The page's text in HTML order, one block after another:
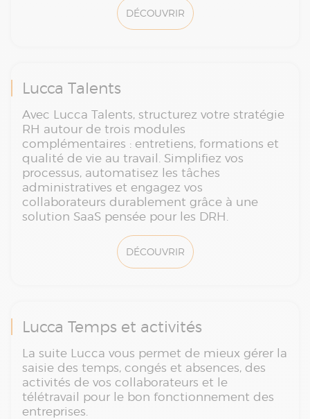
DÉCOUVRIR
Lucca Talents
Avec Lucca Talents, structurez votre stratégie
RH autour de trois modules
complémentaires : entretiens, formations et
qualité de vie au travail. Simplifiez vos
processus, automatisez les tâches
administratives et engagez vos
collaborateurs durablement grâce à une
solution SaaS pensée pour les DRH.
DÉCOUVRIR
Lucca Temps et activités
La suite Lucca vous permet de mieux gérer la
saisie des temps, congés et absences, des
activités de vos collaborateurs et le
télétravail pour le bon fonctionnement des
entreprises.